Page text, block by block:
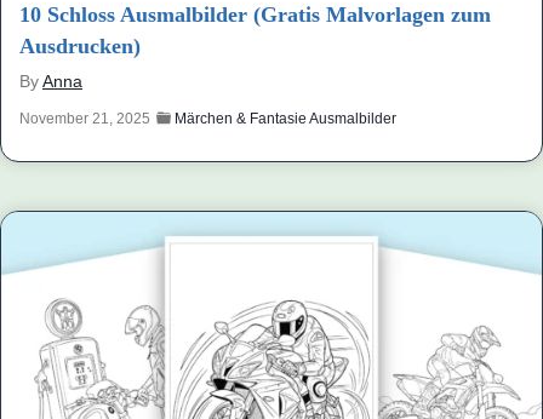
10 Schloss Ausmalbilder (Gratis Malvorlagen zum
Ausdrucken)
ByAnna
November 21, 2025 Märchen & Fantasie Ausmalbilder